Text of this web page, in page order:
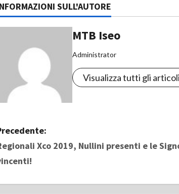
SULL'AUTORE
MTB Iseo
Administrator
Visualizza tutti gli articoli
Xco 2019, Nullini presenti e le